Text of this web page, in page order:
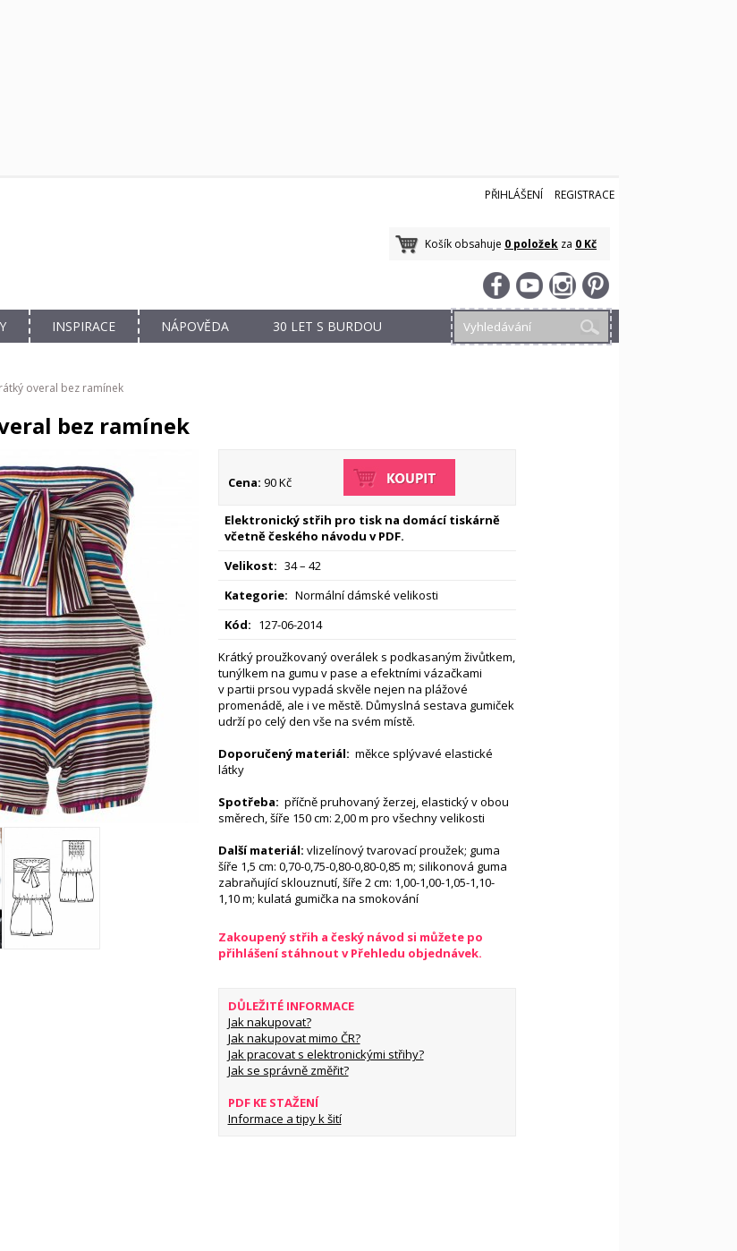
PŘIHLÁŠENÍ REGISTRACE
Košík obsahuje 0 položek za 0 Kč
INSPIRACE NÁPOVĚDA 30 LET S BURDOU
overal bez ramínek
bez ramínek
Cena: 90 Kč
Elektronický střih pro tisk na domácí tiskárně
včetně českého návodu v PDF.
Velikost: 34 – 42
Kategorie: Normální dámské velikosti
Kód: 127-06-2014
Krátký proužkovaný overálek s pod­kasaným živůtkem,
tunýlkem na gumu v pase a efektními vázačkami
v partii prsou vypadá skvěle nejen na plážové
promenádě, ale i ve městě. Důmyslná sestava gumiček
udrží po celý den vše na svém místě.
Doporučený materiál: měkce splývavé elastické
látky
Spotřeba: příčně pruhovaný žerzej, elastický v obou
směrech, šíře 150 cm: 2,00 m pro všechny velikosti
Další materiál: vlizelínový tvarovací proužek; guma
šíře 1,5 cm: 0,70-0,75-0,80-0,80-0,85 m; silikonová guma
zabraňující sklouznutí, šíře 2 cm: 1,00-1,00-1,05-1,10-
1,10 m; kulatá gumička na smokování
Zakoupený střih a český návod si můžete po
přihlášení stáhnout v Přehledu objednávek.
DŮLEŽITÉ INFORMACE
Jak nakupovat?
Jak nakupovat mimo ČR?
Jak pracovat s elektronickými střihy?
Jak se správně změřit?
PDF KE STAŽENÍ
Informace a tipy k šití